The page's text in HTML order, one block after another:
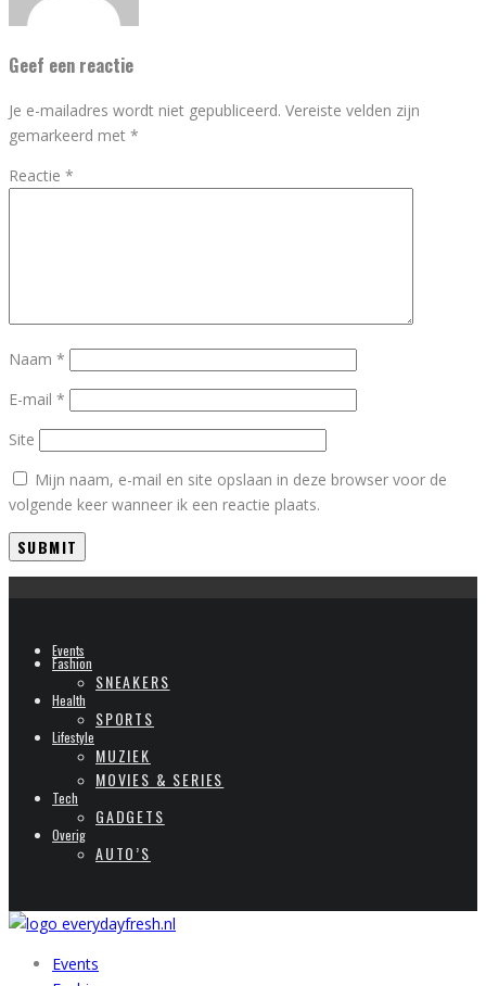
Geef een reactie
Je e-mailadres wordt niet gepubliceerd. Vereiste velden zijn
gemarkeerd met *
Reactie *
Naam *
E-mail *
Site
Mijn naam, e-mail en site opslaan in deze browser voor de
volgende keer wanneer ik een reactie plaats.
Events
Fashion
SNEAKERS
Health
SPORTS
Lifestyle
MUZIEK
MOVIES & SERIES
Tech
GADGETS
Overig
AUTO’S
Events